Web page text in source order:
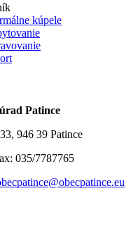
kúpele
Patince
946 39 Patince
035/7787765